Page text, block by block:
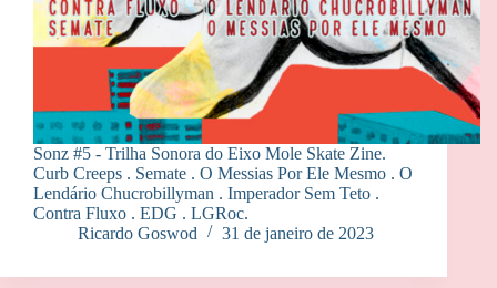
Sonz #5 - Trilha Sonora do Eixo Mole Skate Zine.
Curb Creeps . Semate . O Messias Por Ele Mesmo . O
Lendário Chucrobillyman . Imperador Sem Teto .
Contra Fluxo . EDG . LGRoc.
Ricardo Goswod
31 de janeiro de 2023